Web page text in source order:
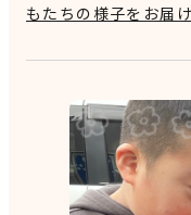
もたちの様子をお届